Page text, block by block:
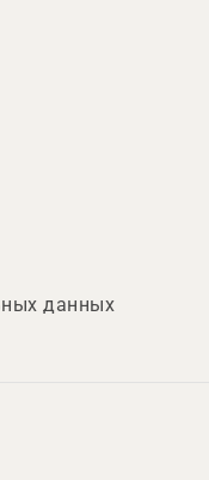
данных